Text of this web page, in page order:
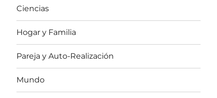
Ciencias
Hogar y Familia
Pareja y Auto-Realización
Mundo